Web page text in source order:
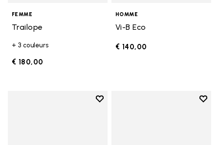
FEMME
Trailope
+ 3 couleurs
€ 180,00
HOMME
Vi-B Eco
€ 140,00
Add to wishlist
Add